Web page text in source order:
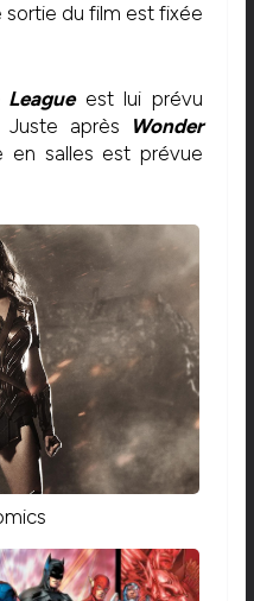
sortie du film est fixée
est lui prévu
Juste après
Wonder
salles est prévue